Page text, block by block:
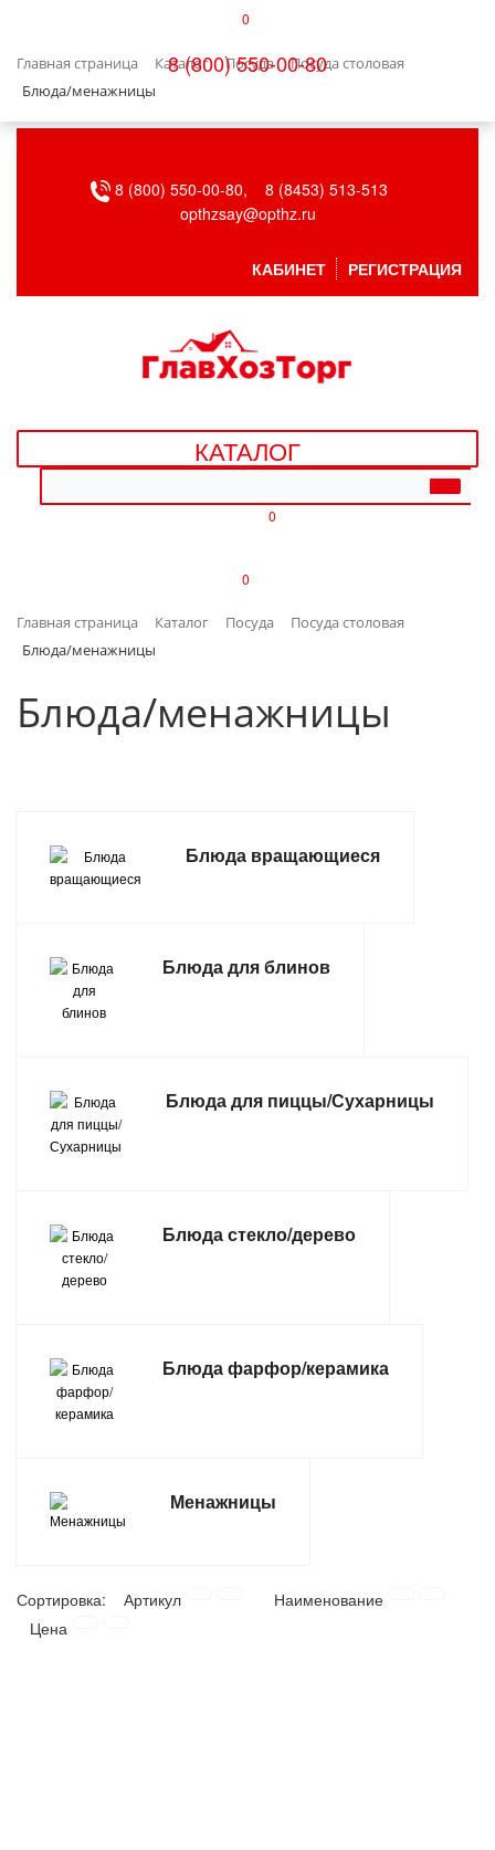
0
8 (800) 550-00-80
Главная страница Каталог Посуда
Посуда столовая
Блюда/менажницы
БЫТОВАЯ ТЕХНИКА
ВЕНТИЛЯЦИЯ
ДАЧА, САД И ОГОРОД
ДЕТСКИЕ ТОВАРЫ
ИНТЕРЬЕР
ЛАКОКРАСОЧНЫЕ МАТЕРИАЛЫ
ПОСУДА
САНТЕХНИКА
СКЛАДСКОЕ ОБОРУДОВАНИЕ
СТРЕМЯНКИ,ЛЕСТНИЦЫ
ТОВАРЫ ДЛЯ АВТО
ТОВАРЫ ДЛЯ ДОМА
ТОВАРЫ ДЛЯ ОТДЫХА И ТУРИЗМА
ЭЛЕКТРОМОНТАЖНЫЕ ТОВАРЫ, СВЕТОТЕХНИКА
8 (800) 550-00-80,
8 (8453) 513-513
opthzsay@opthz.ru
КАБИНЕТ РЕГИСТРАЦИЯ
КАТАЛОГ
0
0
Главная страница Каталог Посуда
Посуда столовая
Блюда/менажницы
Блюда/менажницы
Блюда вращающиеся
Блюда для блинов
Блюда для пиццы/Сухарницы
Блюда стекло/дерево
Блюда фарфор/керамика
Менажницы
Сортировка: Артикул
Наименование
Цена